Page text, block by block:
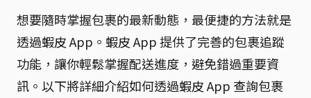
想要隨時掌握包裹的最新動態，最便捷的方法就是
透過蝦皮 App。蝦皮 App 提供了完善的包裹追蹤
功能，讓你輕鬆掌握配送進度，避免錯過重要資
訊。以下將詳細介紹如何透過蝦皮 App 查詢包裹